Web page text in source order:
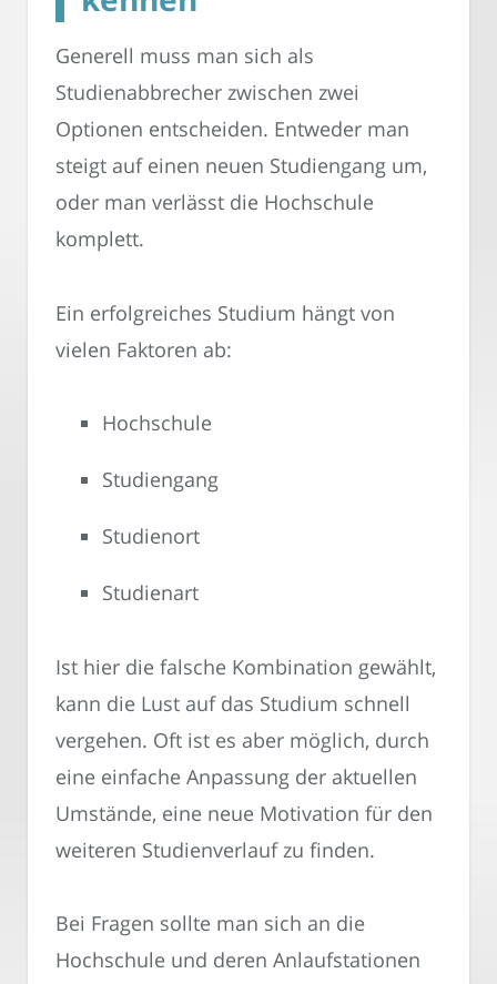
Generell muss man sich als
Studienabbrecher zwischen zwei
Optionen entscheiden. Entweder man
steigt auf einen neuen Studiengang um,
oder man verlässt die Hochschule
komplett.
Ein erfolgreiches Studium hängt von
vielen Faktoren ab:
Hochschule
Studiengang
Studienort
Studienart
Ist hier die falsche Kombination gewählt,
kann die Lust auf das Studium schnell
vergehen. Oft ist es aber möglich, durch
eine einfache Anpassung der aktuellen
Umstände, eine neue Motivation für den
weiteren Studienverlauf zu finden.
Bei Fragen sollte man sich an die
Hochschule und deren Anlaufstationen